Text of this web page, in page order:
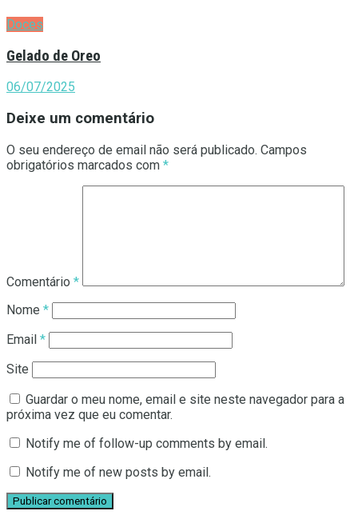
Doces
Gelado de Oreo
06/07/2025
Deixe um comentário
O seu endereço de email não será publicado. Campos
obrigatórios marcados com *
Comentário *
Nome *
Email *
Site
Guardar o meu nome, email e site neste navegador para a
próxima vez que eu comentar.
Notify me of follow-up comments by email.
Notify me of new posts by email.